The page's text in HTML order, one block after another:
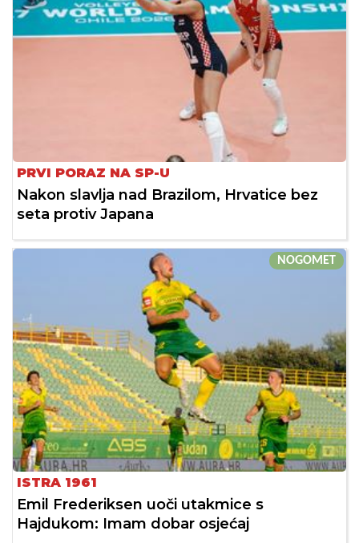
PRVI PORAZ NA SP-U
Nakon slavlja nad Brazilom, Hrvatice bez
seta protiv Japana
NOGOMET
ISTRA 1961
Emil Frederiksen uoči utakmice s
Hajdukom: Imam dobar osjećaj